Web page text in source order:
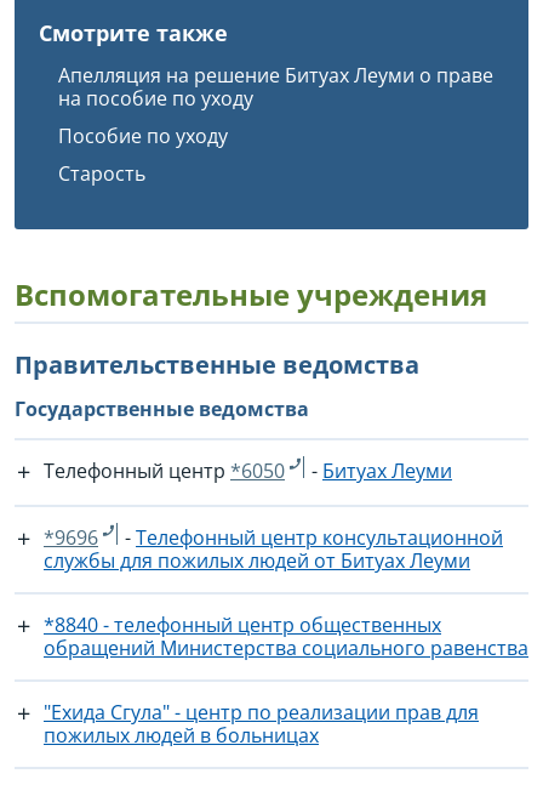
Смотрите также
Апелляция на решение Битуах Леуми о праве
на пособие по уходу
Пособие по уходу
Старость
Вспомогательные учреждения
Правительственные ведомства
Государственные ведомства
Телефонный центр *6050 - Битуах Леуми
*9696 -Телефонный центр консультационной
службы для пожилых людей от Битуах Леуми
*8840 - телефонный центр общественных
обращений Министерства социального равенства
"Ехида Сгула" - центр по реализации прав для
пожилых людей в больницах